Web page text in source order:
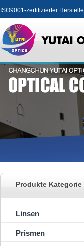
ISO9001-zertifizierter
Produkte Kategorie
Linsen
Prismen